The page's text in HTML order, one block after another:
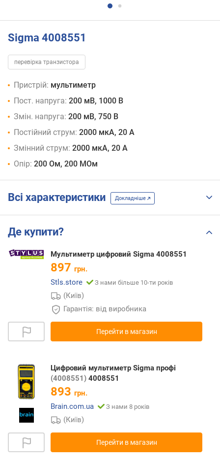
Sigma 4008551
перевірка транзистора
Пристрій: мультиметр
Пост. напруга: 200 мВ, 1000 В
Змін. напруга: 200 мВ, 750 В
Постійний струм: 2000 мкА, 20 А
Змінний струм: 2000 мкА, 20 А
Опір: 200 Ом, 200 МОм
Всі характеристики Докладніше
Де купити?
Мультиметр цифровий Sigma 4008551
897 грн.
Stls.store
З нами більше 10-ти років
(Київ)
Гарантія: від виробника
Перейти в магазин
Цифровий мультиметр Sigma профі
(4008551) 4008551
893 грн.
Brain.com.ua
З нами 8 років
(Київ)
Перейти в магазин